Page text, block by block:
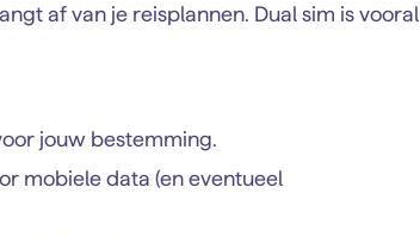
af van je reisplannen. Dual sim is vooral
jouw bestemming.
mobiele data (en eventueel